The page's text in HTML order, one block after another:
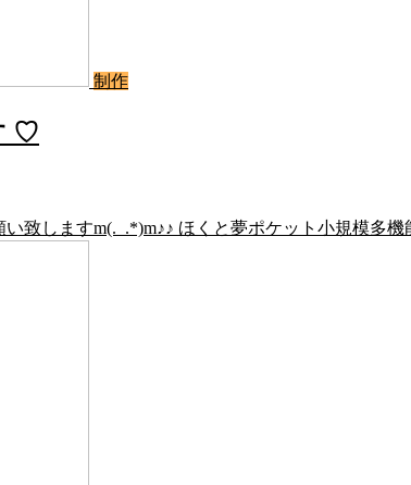
制作
♡
致しますm(._.*)m♪♪ ほくと夢ポケット小規模多